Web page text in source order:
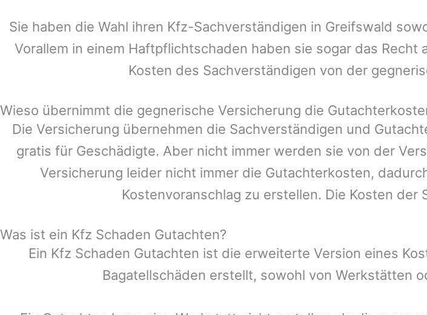
Sie haben die Wahl ihren Kfz-Sachverständigen in Greifswald
Vorallem in einem Haftpflichtschaden haben sie sogar das
Kosten des Sachverständigen von der
Wieso übernimmt die gegnerische Versicherung die
Die Versicherung übernehmen die Sachverständigen und
gratis für Geschädigte. Aber nicht immer werden sie von der
Versicherung leider nicht immer die Gutachterkosten,
Kostenvoranschlag zu erstellen. Die Kosten
Was ist ein Kfz Schaden Gutachten?
Ein Kfz Schaden Gutachten ist die erweiterte Version eines
Bagatellschäden erstellt, sowohl von Werkstätten